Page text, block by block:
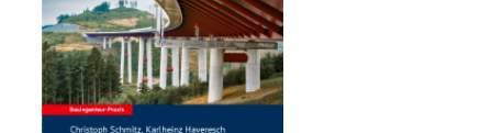
Angebote
Fachgebiete